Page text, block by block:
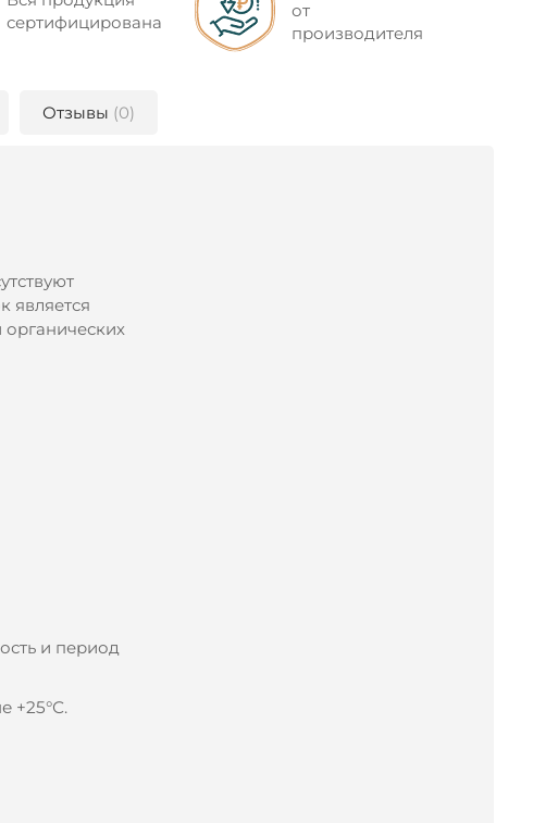
сертифицирована
от
производителя
Отзывы (0)
является
и период
+25°С.